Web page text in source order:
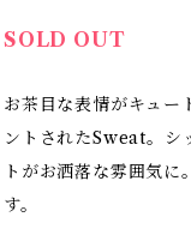
SOLD OUT
お茶目な表情がキュー
ントされたSweat。シ
トがお洒落な雰囲気に
す。